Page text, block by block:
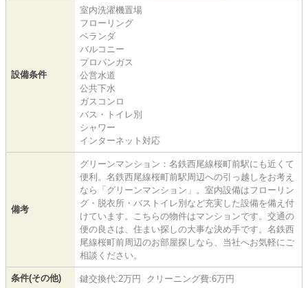
設備条件
室内洗濯機置場
フローリング
ベランダ
バルコニー
プロパンガス
公営水道
公共下水
ガスコンロ
バス・トイレ別
シャワー
インターネット対応
備考
グリーンマンション：名鉄西尾線桜町前駅にも近くて
便利。名鉄西尾線桜町前駅周辺への引っ越しをお考え
なら「グリーンマンション」。室内設備はフローリン
グ・脱衣所・バストイレ別など充実した設備を備え付
けています。こちらの物件はマンションです。交通の
便の良さは、住まい探しの大事な決め手です。名鉄西
尾線桜町前周辺のお部屋探しなら、当社へお気軽にご
相談ください。
条件(その他) 鍵交換代:2万円 クリーニング費:6万円